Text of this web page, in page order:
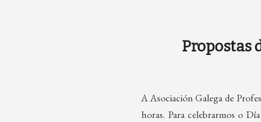
Propostas
A Asociación Galega de
horas. Para celebrarmos o